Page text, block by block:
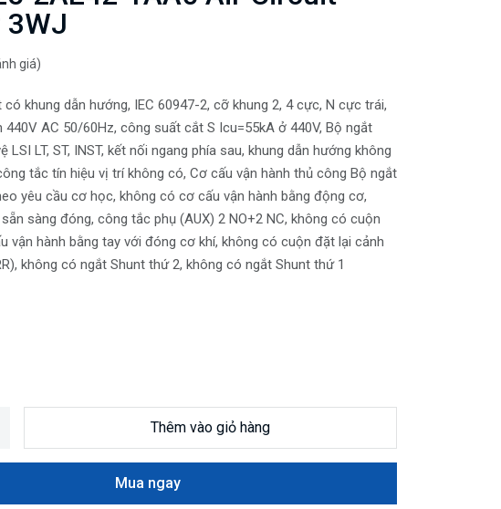
3WJ
giá)
có khung dẫn hướng, IEC 60947-2, cỡ khung 2, 4 cực, N cực trái,
440V AC 50/60Hz, công suất cắt S Icu=55kA ở 440V, Bộ ngắt
LSI LT, ST, INST, kết nối ngang phía sau, khung dẫn hướng không
tắc tín hiệu vị trí không có, Cơ cấu vận hành thủ công Bộ ngắt
yêu cầu cơ học, không có cơ cấu vận hành bằng động cơ,
sàng đóng, công tắc phụ (AUX) 2 NO+2 NC, không có cuộn
vận hành bằng tay với đóng cơ khí, không có cuộn đặt lại cảnh
không có ngắt Shunt thứ 2, không có ngắt Shunt thứ 1
Thêm vào giỏ hàng
Mua ngay